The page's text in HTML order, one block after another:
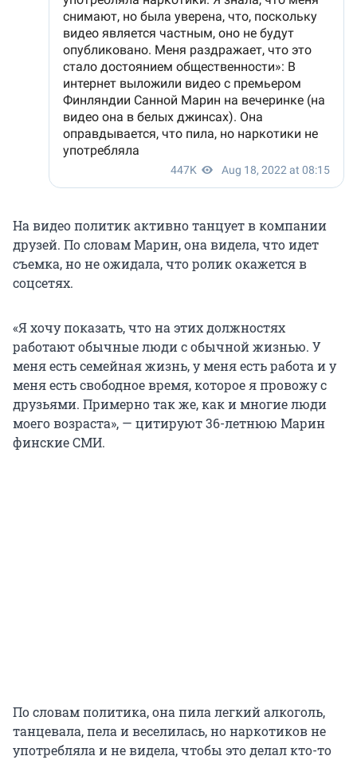
На видео политик активно танцует в компании
друзей. По словам Марин, она видела, что идет
съемка, но не ожидала, что ролик окажется в
соцсетях.
«Я хочу показать, что на этих должностях
работают обычные люди с обычной жизнью. У
меня есть семейная жизнь, у меня есть работа и у
меня есть свободное время, которое я провожу с
друзьями. Примерно так же, как и многие люди
моего возраста», — цитируют 36-летнюю Марин
финские СМИ.
По словам политика, она пила легкий алкоголь,
танцевала, пела и веселилась, но наркотиков не
употребляла и не видела, чтобы это делал кто-то